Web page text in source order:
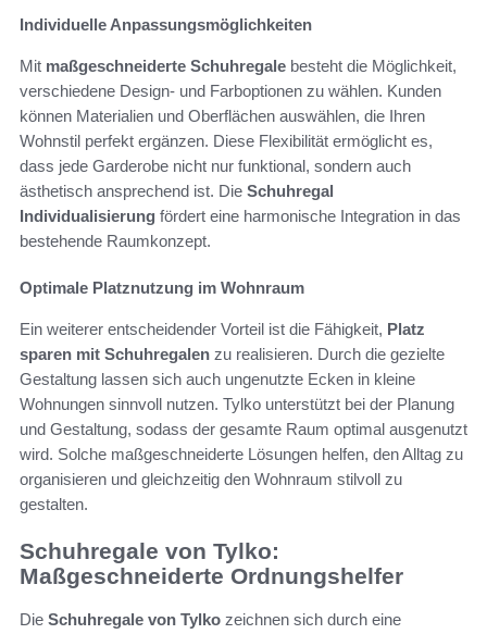
Individuelle Anpassungsmöglichkeiten
Mit maßgeschneiderte Schuhregale besteht die Möglichkeit,
verschiedene Design- und Farboptionen zu wählen. Kunden
können Materialien und Oberflächen auswählen, die Ihren
Wohnstil perfekt ergänzen. Diese Flexibilität ermöglicht es,
dass jede Garderobe nicht nur funktional, sondern auch
ästhetisch ansprechend ist. Die Schuhregal
Individualisierung fördert eine harmonische Integration in das
bestehende Raumkonzept.
Optimale Platznutzung im Wohnraum
Ein weiterer entscheidender Vorteil ist die Fähigkeit, Platz
sparen mit Schuhregalen zu realisieren. Durch die gezielte
Gestaltung lassen sich auch ungenutzte Ecken in kleine
Wohnungen sinnvoll nutzen. Tylko unterstützt bei der Planung
und Gestaltung, sodass der gesamte Raum optimal ausgenutzt
wird. Solche maßgeschneiderte Lösungen helfen, den Alltag zu
organisieren und gleichzeitig den Wohnraum stilvoll zu
gestalten.
Schuhregale von Tylko:
Maßgeschneiderte Ordnungshelfer
Die Schuhregale von Tylko zeichnen sich durch eine